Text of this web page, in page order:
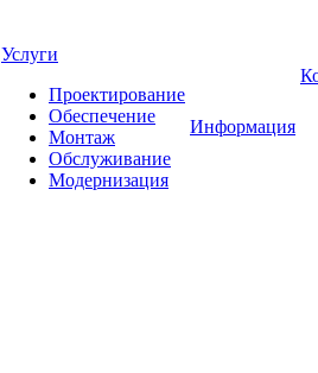
Услуги
Проектирование
Обеспечение
Монтаж
Обслуживание
Модернизация
Информация